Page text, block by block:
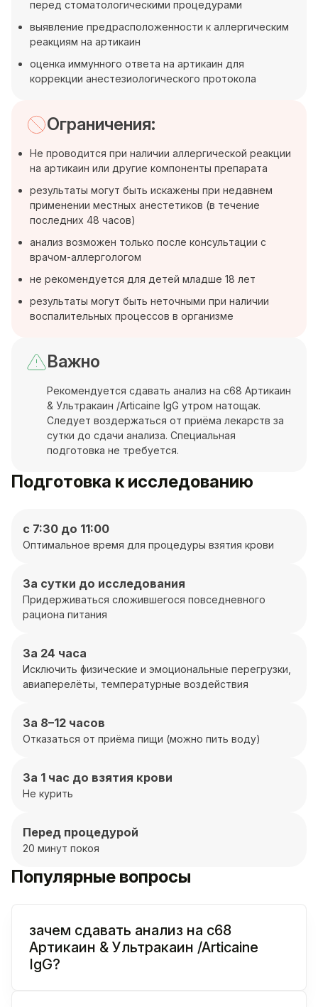
перед стоматологическими процедурами
выявление предрасположенности к аллергическим
реакциям на артикаин
оценка иммунного ответа на артикаин для
коррекции анестезиологического протокола
Ограничения:
Не проводится при наличии аллергической реакции
на артикаин или другие компоненты препарата
результаты могут быть искажены при недавнем
применении местных анестетиков (в течение
последних 48 часов)
анализ возможен только после консультации с
врачом-аллергологом
не рекомендуется для детей младше 18 лет
результаты могут быть неточными при наличии
воспалительных процессов в организме
Важно
Рекомендуется сдавать анализ на c68 Артикаин
& Ультракаин /Articaine IgG утром натощак.
Следует воздержаться от приёма лекарств за
сутки до сдачи анализа. Специальная
подготовка не требуется.
Подготовка к исследованию
с 7:30 до 11:00
Оптимальное время для процедуры взятия крови
За сутки до исследования
Придерживаться сложившегося повседневного
рациона питания
За 24 часа
Исключить физические и эмоциональные перегрузки,
авиаперелёты, температурные воздействия
За 8–12 часов
Отказаться от приёма пищи (можно пить воду)
За 1 час до взятия крови
Не курить
Перед процедурой
20 минут покоя
Популярные вопросы
зачем сдавать анализ на c68
Артикаин & Ультракаин /Articaine
IgG?